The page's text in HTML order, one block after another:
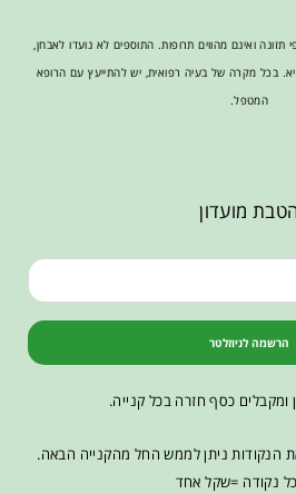
ואינם מהווים תרופות. התוספים לא נועדו לאבחן,
בכל מקרה של בעיה רפואית, יש להתייעץ עם הרופא
המטפל.
מועדון
הרשמה לניוזלטר
ומקבלים כסף חזרה בכל קנייה.
הנקודות ניתן לממש החל מהקנייה הבאה.
כל נקודה =שקל אחד